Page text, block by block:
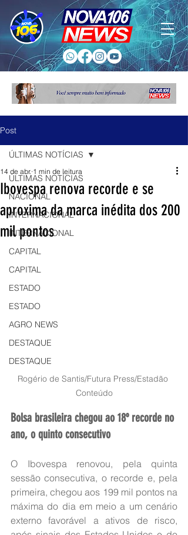
Post
ÚLTIMAS NOTÍCIAS
NACIONAL
INTERNACIONAL
INTERNACIONAL
CAPITAL
CAPITAL
ESTADO
ESTADO
AGRO NEWS
DESTAQUE
DESTAQUE
ÚLTIMAS NOTÍCIAS
Ibovespa renova recorde e se
aproxima da marca inédita dos 200
mil pontos
14 de abr. 1 min de leitura
Rogério de Santis/Futura Press/Estadão
Conteúdo
Bolsa brasileira chegou ao 18º recorde no
ano, o quinto consecutivo
O Ibovespa renovou, pela quinta
sessão consecutiva, o recorde e, pela
primeira, chegou aos 199 mil pontos na
máxima do dia em meio a um cenário
externo favorável a ativos de risco,